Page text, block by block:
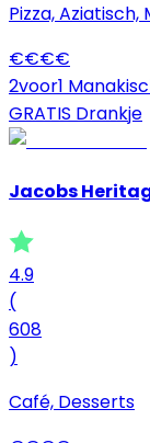
Pizza,
€€€€
2voor1
GRATIS Drankje
Jacobs
4.9
(
608
)
Café, Desserts